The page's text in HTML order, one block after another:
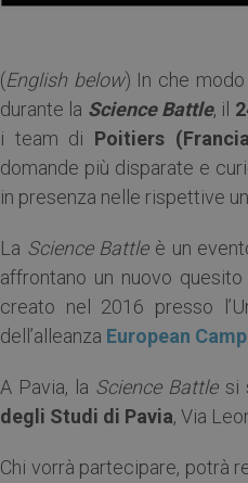
(English below) In che
durante la Science Battle, il
i team di Poitiers
domande più disparate e
in presenza nelle rispettive
La Science Battleè un
affrontano un nuovo
creato nel 2016 presso
dell’alleanza European
A Pavia, la Science Battlesi
degli Studi di Pavia, Via
Chi vorrà partecipare, potrà